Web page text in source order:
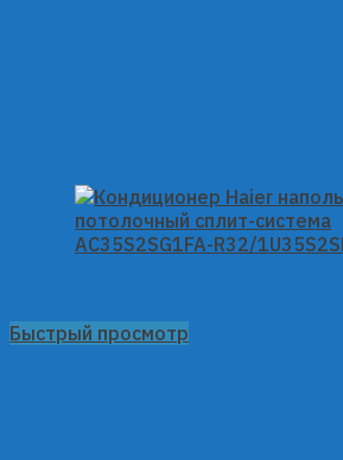
Быстрый просмотр